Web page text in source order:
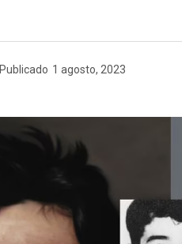
Publicado 1 agosto, 2023